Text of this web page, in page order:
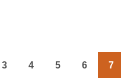
3 4 5 6 7